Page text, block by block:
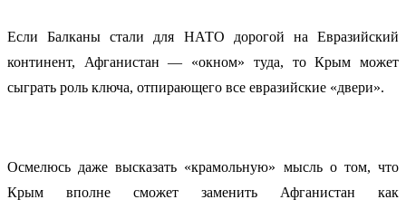
Если Балканы стали для НАТО дорогой на Евразийский
континент, Афганистан — «окном» туда, то Крым может
сыграть роль ключа, отпирающего все евразийские «двери».
Осмелюсь даже высказать «крамольную» мысль о том, что
Крым вполне сможет заменить Афганистан как